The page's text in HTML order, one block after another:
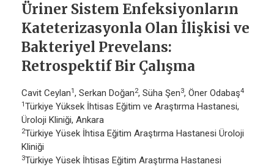
Üriner Sistem Enfeksiyonların
Kateterizasyonla Olan İlişkisi ve
Bakteriyel Prevelans:
Retrospektif Bir Çalışma
Cavit Ceylan1, Serkan Doğan2, Süha Şen3, Öner Odabaş4
1Türkiye Yüksek İhtisas Eğitim ve Araştırma Hastanesi,
Üroloji Kliniği, Ankara
2Türkiye Yüsek İhtisa Eğitim Araştırma Hastanesi Üroloji
Kliniği
3Türkiye Yüsek İhtisas Eğitim Araştırma Hastanesi